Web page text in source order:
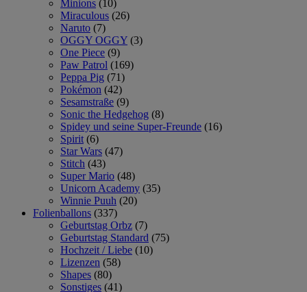
Minions (10)
Miraculous (26)
Naruto (7)
OGGY OGGY (3)
One Piece (9)
Paw Patrol (169)
Peppa Pig (71)
Pokémon (42)
Sesamstraße (9)
Sonic the Hedgehog (8)
Spidey und seine Super-Freunde (16)
Spirit (6)
Star Wars (47)
Stitch (43)
Super Mario (48)
Unicorn Academy (35)
Winnie Puuh (20)
Folienballons (337)
Geburtstag Orbz (7)
Geburtstag Standard (75)
Hochzeit / Liebe (10)
Lizenzen (58)
Shapes (80)
Sonstiges (41)